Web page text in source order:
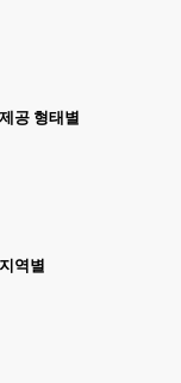
공 형태별
역별